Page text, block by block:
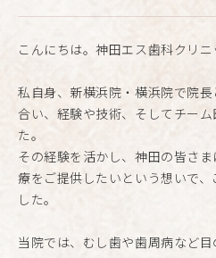
こんにちは。神田エス歯科クリニ
私自身、新横浜院・横浜院で院
合い、経験や技術、そしてチー
た。
その経験を活かし、神田の皆さ
療をご提供したいという想いで
した。
当院では、むし歯や歯周病など